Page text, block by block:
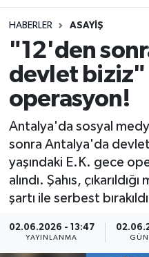
HABERLER ASAYİŞ
"12'den
devlet biziz"
operasyon!
Antalya'da sosyal
sonra Antalya'da devlet
yaşındaki E.K. gece
alındı. Şahıs,
şartı ile serbest
02.06.2026 - 13:47
YAYINLANMA
Son Dakika Haberleri
Haber Arşivi